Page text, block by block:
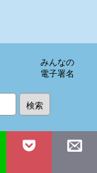
みんなの
電子署名